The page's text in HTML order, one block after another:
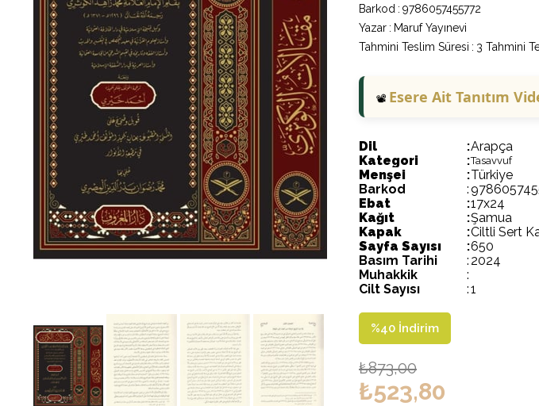
Barkod : 9786057455772
Yazar : Maruf Yayınevi
Tahmini Teslim Süresi : 3 Tahmini
📽️ Esere Ait Tanıtım
Dil :Arapça
Kategori
:Tasavvuf
Menşei :Türkiye
Barkod
:
Ebat
:17x24
Kağıt
:Şamua
Kapak
:Ciltli Sert
Sayfa Sayısı
:650
Basım Tarihi
: 2024
Muhakkik
:
Cilt Sayısı
:1
%40 İndirim
₺873,00
₺523,80